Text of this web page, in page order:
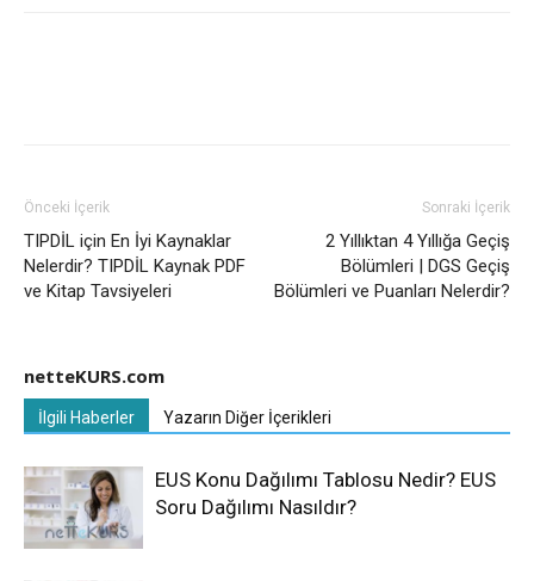
Önceki İçerik
TIPDİL için En İyi Kaynaklar
Nelerdir? TIPDİL Kaynak PDF
ve Kitap Tavsiyeleri
Sonraki İçerik
2 Yıllıktan 4 Yıllığa Geçiş
Bölümleri | DGS Geçiş
Bölümleri ve Puanları Nelerdir?
netteKURS.com
İlgili Haberler Yazarın Diğer İçerikleri
EUS Konu Dağılımı Tablosu Nedir? EUS
Soru Dağılımı Nasıldır?